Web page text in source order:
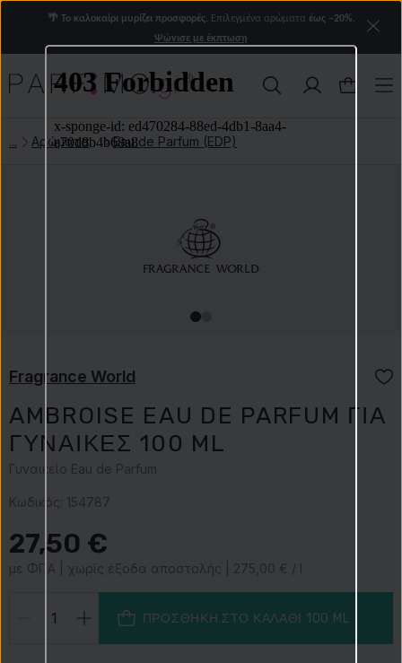
🌴 Το καλοκαίρι μυρίζει προσφορές. Επιλεγμένα αρώματα έως −20%.
Ψώνισε με έκπτωση
Αρώματα Eau de Parfum (EDP)
Fragrance World
AMBROISE EAU DE PARFUM ΓΙΑ
ΓΥΝΑΊΚΕΣ 100 ML
Γυναικείο Eau de Parfum
Κωδικός: 154787
27,50 €
με ΦΠΑ | χωρίς έξοδα αποστολής | 275,00 € / l
ΠΡΟΣΘΉΚΗ ΣΤΟ ΚΑΛΆΘΙ 100 ML